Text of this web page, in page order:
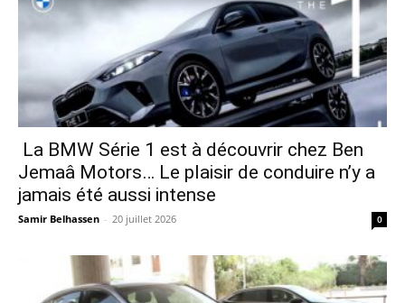
La BMW Série 1 est à découvrir chez Ben
Jemaâ Motors… Le plaisir de conduire n’y a
jamais été aussi intense
Samir Belhassen - 20 juillet 2026 0